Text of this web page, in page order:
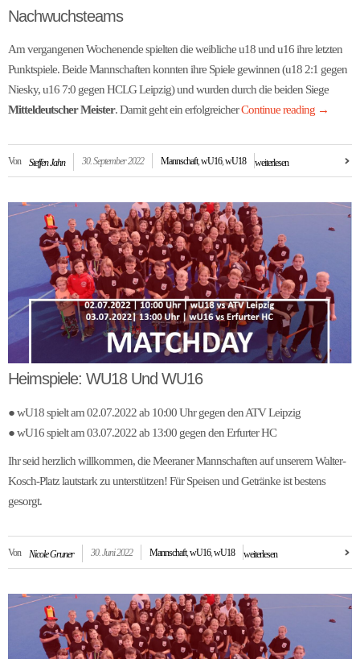
Nachwuchsteams
Am vergangenen Wochenende spielten die weibliche u18 und u16 ihre letzten
Punktspiele. Beide Mannschaften konnten ihre Spiele gewinnen (u18 2:1 gegen
Niesky, u16 7:0 gegen HCLG Leipzig) und wurden durch die beiden Siege
Mitteldeutscher Meister. Damit geht ein erfolgreicherContinue reading →
Von Steffen Jahn 30. September 2022 Mannschaft,wU16,wU18 weiterlesen
Heimspiele: WU18 Und WU16
● wU18 spielt am 02.07.2022 ab 10:00 Uhr gegen den ATV Leipzig
● wU16 spielt am 03.07.2022 ab 13:00 gegen den Erfurter HC
Ihr seid herzlich willkommen, die Meeraner Mannschaften auf unserem Walter-
Kosch-Platz lautstark zu unterstützen! Für Speisen und Getränke ist bestens
gesorgt.
Von Nicole Gruner 30. Juni 2022 Mannschaft,wU16,wU18 weiterlesen